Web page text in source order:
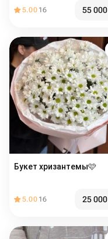
5.00 16 55 000
Букет хризантемы🩷
5.00 16 25 000